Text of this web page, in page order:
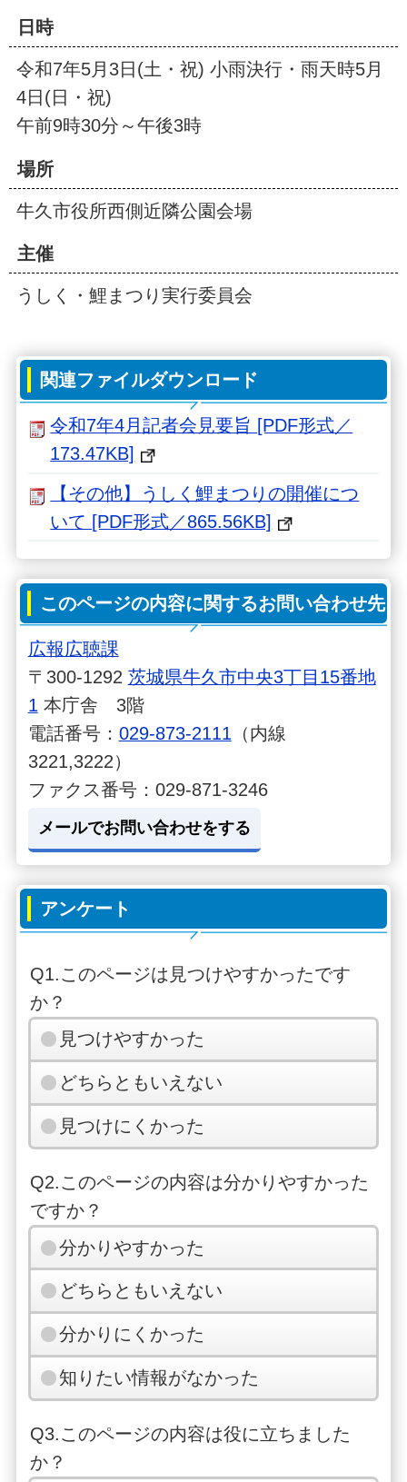
日時
令和7年5月3日(土・祝) 小雨決行・雨天時5月
4日(日・祝)
午前9時30分～午後3時
場所
牛久市役所西側近隣公園会場
主催
うしく・鯉まつり実行委員会
関連ファイルダウンロード
令和7年4月記者会見要旨 [PDF形式／
173.47KB]
【その他】うしく鯉まつりの開催につ
いて [PDF形式／865.56KB]
このページの内容に関するお問い合わせ先
広報広聴課
〒300-1292 茨城県牛久市中央3丁目15番地
1 本庁舎 3階
電話番号： 029-873-2111 （内線
3221,3222）
ファクス番号：029-871-3246
メールでお問い合わせをする
アンケート
Q1.このページは見つけやすかったです
か？
見つけやすかった
どちらともいえない
見つけにくかった
Q2.このページの内容は分かりやすかった
ですか？
分かりやすかった
どちらともいえない
分かりにくかった
知りたい情報がなかった
Q3.このページの内容は役に立ちました
か？